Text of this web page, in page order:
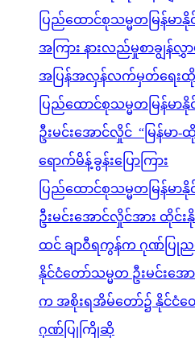
ပြည်ထောင်စုသမ္မတမြန်မာ
အကြား နားလည်မှုစာချွန်လွှာ
အပြန်အလှန်လက်မှတ်ရေး
ပြည်ထောင်စုသမ္မတမြန်မာ
ဦးမင်းအောင်လှိုင် “မြန်မာ-
ရောက်မိန့်ခွန်းပြောကြား
ပြည်ထောင်စုသမ္မတမြန်မာ
ဦးမင်းအောင်လှိုင်အား ထိုင်း
ထင် ချာဝီရကွန်က ဂုဏ်ပြုည
နိုင်ငံတော်သမ္မတ ဦးမင်းအေ
က အစိုးရအိမ်တော်၌ နိုင်ငံတ
ဂုဏ်ပြုကြိုဆို